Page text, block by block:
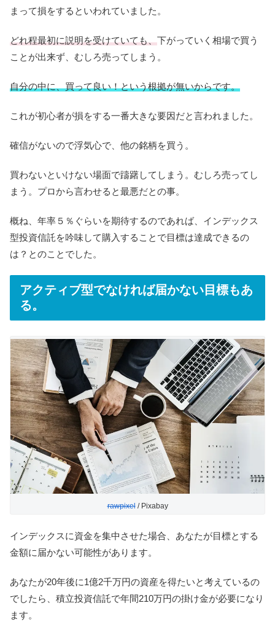
まって損をするといわれていました。
どれ程最初に説明を受けていても、下がっていく相場で買う
ことが出来ず、むしろ売ってしまう。
自分の中に、買って良い！という根拠が無いからです。
これが初心者が損をする一番大きな要因だと言われました。
確信がないので浮気心で、他の銘柄を買う。
買わないといけない場面で躊躇してしまう。むしろ売ってし
まう。プロから言わせると最悪だとの事。
概ね、年率５％ぐらいを期待するのであれば、インデックス
型投資信託を吟味して購入することで目標は達成できるの
は？とのことでした。
アクティブ型でなければ届かない目標もあ
る。
rawpixel/ Pixabay
インデックスに資金を集中させた場合、あなたが目標とする
金額に届かない可能性があります。
あなたが20年後に1億2千万円の資産を得たいと考えているの
でしたら、積立投資信託で年間210万円の掛け金が必要になり
ます。